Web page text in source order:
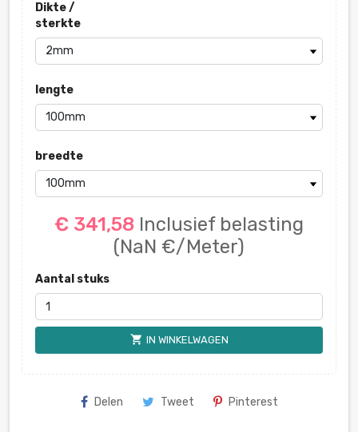
Dikte /
sterkte
lengte
breedte
€ 341,58 Inclusief belasting
(NaN €/Meter)
Aantal stuks
shopping_cart IN WINKELWAGEN
Delen Tweet Pinterest